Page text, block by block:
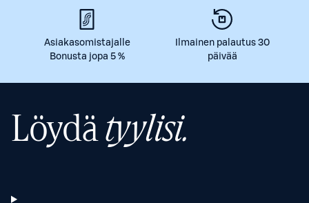
Asiakasomistajalle
Bonusta jopa 5 %
Ilmainen palautus 30
päivää
Löydätyylisi.